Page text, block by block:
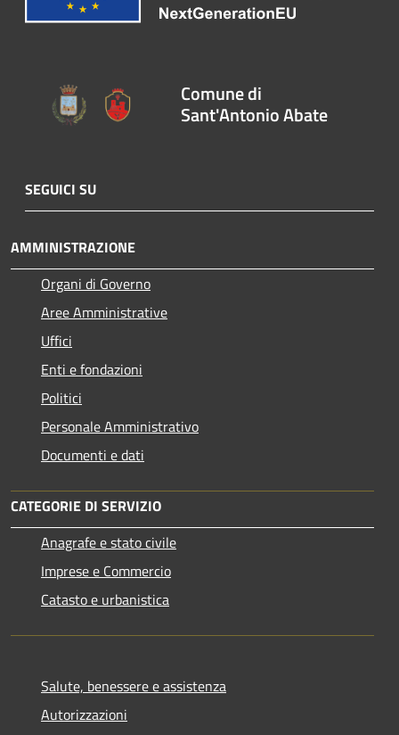
Comune di
Sant'Antonio Abate
SEGUICI SU
AMMINISTRAZIONE
Organi di Governo
Aree Amministrative
Uffici
Enti e fondazioni
Politici
Personale Amministrativo
Documenti e dati
CATEGORIE DI SERVIZIO
Anagrafe e stato civile
Imprese e Commercio
Catasto e urbanistica
Salute, benessere e assistenza
Autorizzazioni